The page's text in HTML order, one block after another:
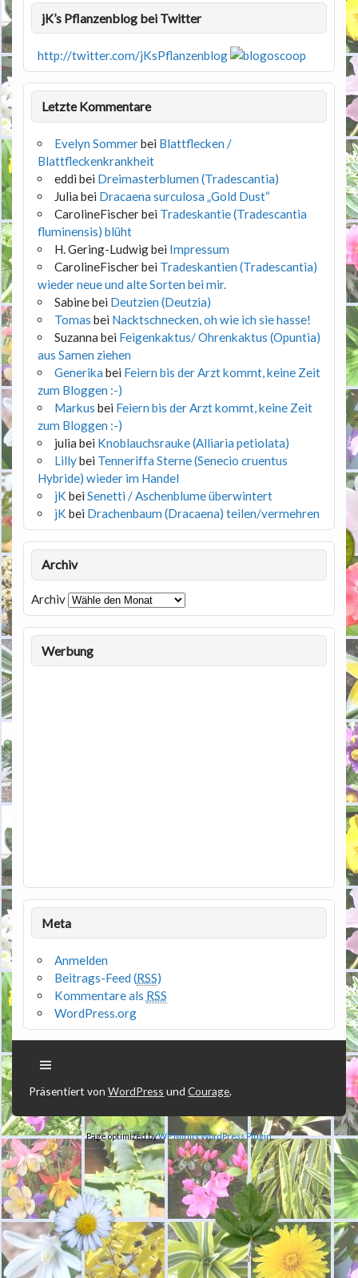
jK’s Pflanzenblog bei Twitter
http://twitter.com/jKsPflanzenblog
Letzte Kommentare
Evelyn Sommerbei Blattflecken /
Blattfleckenkrankheit
eddibei Dreimasterblumen (Tradescantia)
Julia bei Dracaena surculosa „Gold Dust“
CarolineFischerbei Tradeskantie (Tradescantia
fluminensis) blüht
H. Gering-Ludwigbei Impressum
CarolineFischerbei Tradeskantien (Tradescantia)
wieder neue und alte Sorten bei mir.
Sabinebei Deutzien (Deutzia)
Tomas bei Nacktschnecken, oh wie ich sie hasse!
Suzanna bei Feigenkaktus/ Ohrenkaktus (Opuntia)
aus Samen ziehen
Generika bei Feiern bis der Arzt kommt, keine Zeit
zum Bloggen :-)
Markus bei Feiern bis der Arzt kommt, keine Zeit
zum Bloggen :-)
julia bei Knoblauchsrauke (Alliaria petiolata)
Lillybei Tenneriffa Sterne (Senecio cruentus
Hybride) wieder im Handel
jK beiSenetti / Aschenblume überwintert
jK bei Drachenbaum (Dracaena) teilen/vermehren
Archiv
Archiv
Werbung
Meta
Anmelden
Beitrags-Feed (RSS)
Kommentare als RSS
WordPress.org
Präsentiert vonWordPress undCourage.
Page optimized byWP MinifyWordPress Plugin